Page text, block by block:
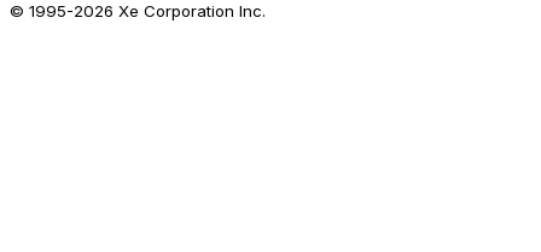
© 1995-2026 Xe Corporation Inc.